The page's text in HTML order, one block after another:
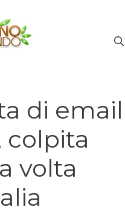
di email
colpita
volta